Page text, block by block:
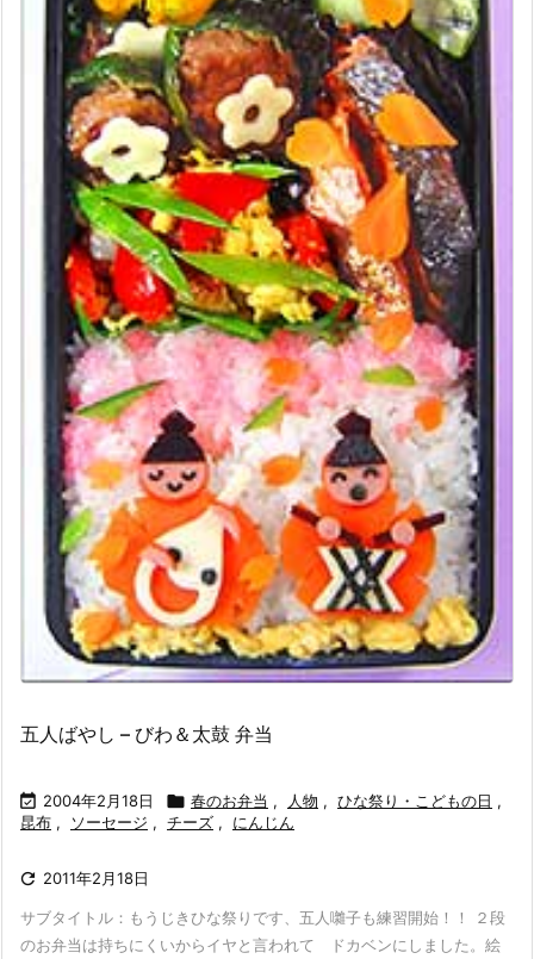
五人ばやし – びわ＆太鼓 弁当
 2004年2月18日  春のお弁当 , 人物 , ひな祭り・こどもの日 ,
昆布 , ソーセージ , チーズ , にんじん
 2011年2月18日
サブタイトル：もうじきひな祭りです、五人囃子も練習開始！！ ２段
のお弁当は持ちにくいからイヤと言われて ドカベンにしました。絵